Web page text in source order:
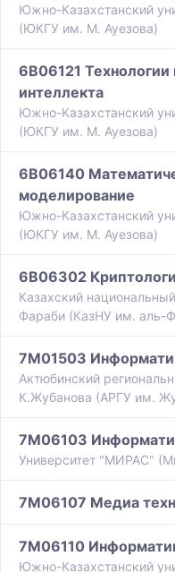
Южно-Казахстанский
(ЮКГУ им. М. Ауезова)
6B06121 Технологии
интеллекта
Южно-Казахстанский
(ЮКГУ им. М. Ауезова)
6B06140
моделирование
Южно-Казахстанский
(ЮКГУ им. М. Ауезова)
6B06302
Казахский
Фараби (КазНУ им. аль-
7M01503
Актюбинский
К.Жубанова (АРГУ им.
7M06103
Университет "МИРАС"
7M06107 Медиа
7M06110
Южно-Казахстанский